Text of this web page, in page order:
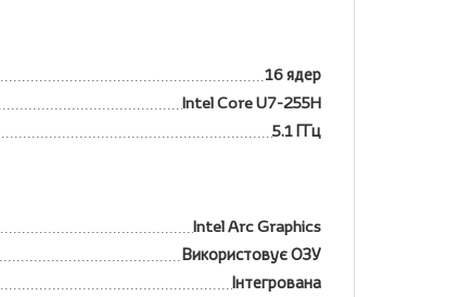
16 ядер
Intel Core U7-255H
5.1 ГГц
Intel Arc Graphics
Використовує ОЗУ
Інтегрована